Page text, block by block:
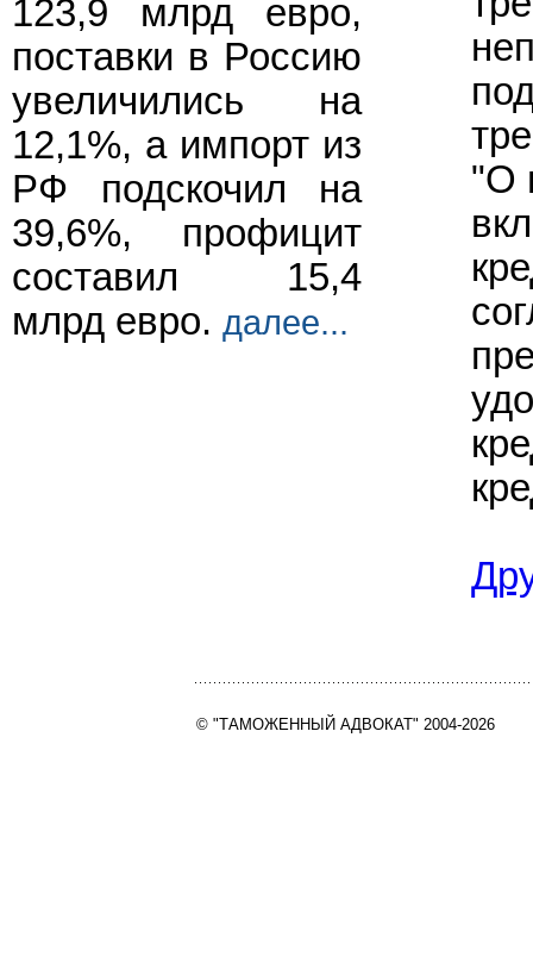
123,9 млрд евро,
поставки в Россию
увеличились на
12,1%, а импорт из
РФ подскочил на
39,6%, профицит
составил 15,4
млрд евро. далее...
"О
© "ТАМОЖЕННЫЙ АДВОКАТ" 2004-2026